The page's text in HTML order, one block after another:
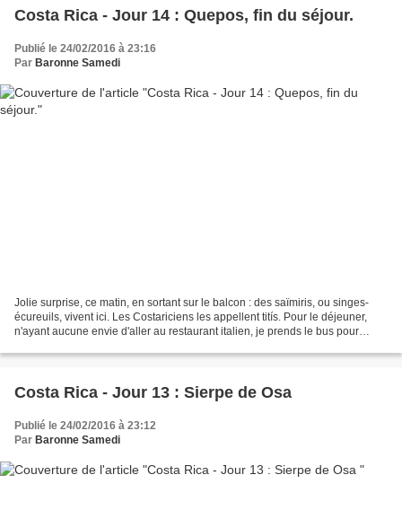
Costa Rica - Jour 14 : Quepos, fin du séjour.
Publié le 24/02/2016 à 23:16
Par Baronne Samedi
Jolie surprise, ce matin, en sortant sur le balcon : des saïmiris, ou singes-
écureuils, vivent ici. Les Costariciens les appellent titís. Pour le déjeuner,
n'ayant aucune envie d'aller au restaurant italien, je prends le bus pour
Costa Rica - Jour 13 : Sierpe de Osa
Publié le 24/02/2016 à 23:12
Par Baronne Samedi